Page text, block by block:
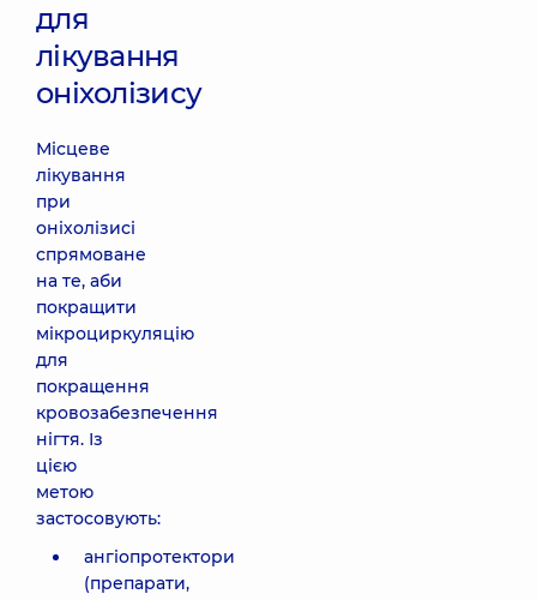
для
лікування
оніхолізису
Місцеве
лікування
при
оніхолізисі
спрямоване
на те, аби
покращити
мікроциркуляцію
для
покращення
кровозабезпечення
нігтя. Із
цією
метою
застосовують:
ангіопротектори
(препарати,